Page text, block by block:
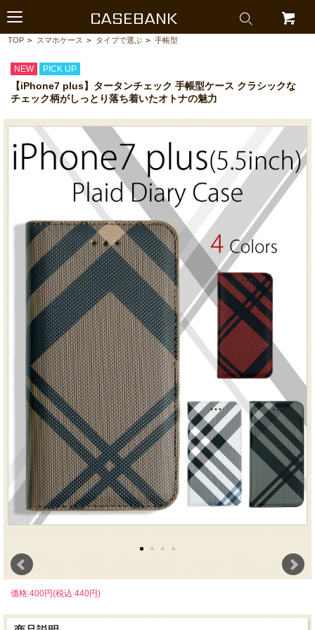
CASEBANK
TOP > スマホケース > タイプで選ぶ > 手帳型
NEW PICK UP
【iPhone7 plus】タータンチェック 手帳型ケース クラシックな
チェック柄がしっとり落ち着いたオトナの魅力
価格:400円(税込 440円)